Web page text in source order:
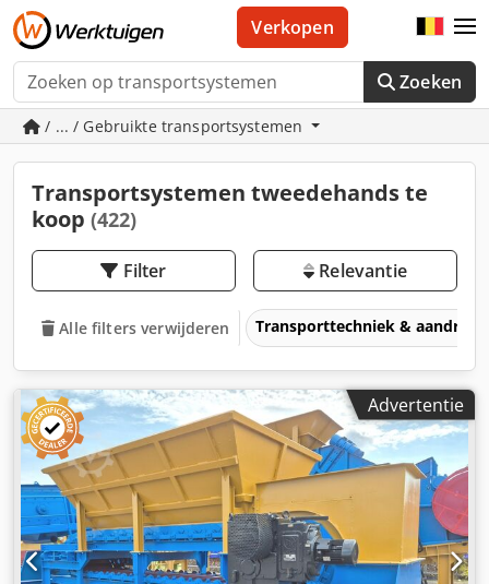
Zoeken
Verkopen
/ ... / Gebruikte transportsystemen
Transportsystemen tweedehands te
koop (422)
Filter Relevantie
Alle filters verwijderen Transporttechniek &
Advertentie